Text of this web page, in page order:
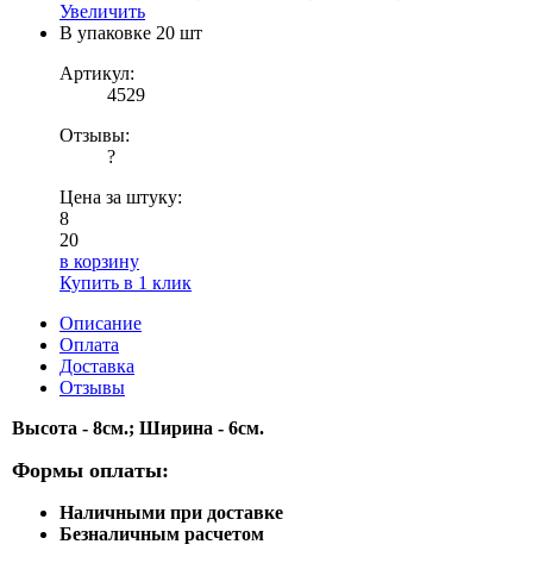
Увеличить
В упаковке 20 шт
Артикул:
4529
Отзывы:
?
Цена за штуку:
8
20
в корзину
Купить в 1 клик
Описание
Оплата
Доставка
Отзывы
Высота - 8см.; Ширина - 6см.
Формы оплаты:
Наличными при доставке
Безналичным расчетом